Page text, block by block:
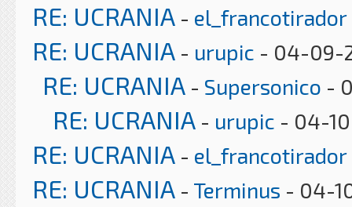
RE: UCRANIA - el_francotirador
RE: UCRANIA - urupic - 04-09-
RE: UCRANIA - Supersonico -
RE: UCRANIA - urupic - 04-
RE: UCRANIA - el_francotirador
RE: UCRANIA - Terminus - 04-